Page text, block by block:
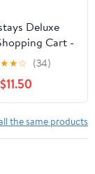
Deluxe
Cart -
Metal
★★☆ (34)
$11.50
the same products